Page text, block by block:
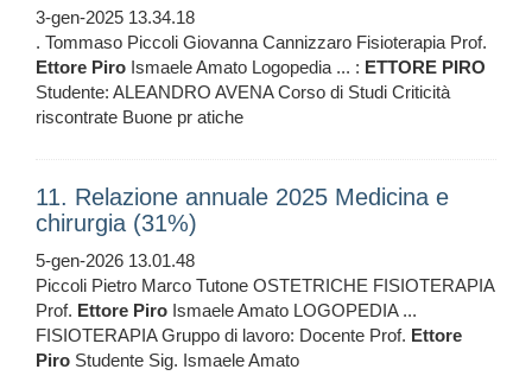
3-gen-2025 13.34.18
. Tommaso Piccoli Giovanna Cannizzaro Fisioterapia Prof.
Ettore Piro Ismaele Amato Logopedia ... : ETTORE PIRO
Studente: ALEANDRO AVENA Corso di Studi Criticità
riscontrate Buone pr atiche
11. Relazione annuale 2025 Medicina e
chirurgia (31%)
5-gen-2026 13.01.48
Piccoli Pietro Marco Tutone OSTETRICHE FISIOTERAPIA
Prof. Ettore Piro Ismaele Amato LOGOPEDIA ...
FISIOTERAPIA Gruppo di lavoro: Docente Prof. Ettore
Piro Studente Sig. Ismaele Amato